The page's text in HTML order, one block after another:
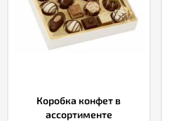
Коробка конфет в
ассортименте